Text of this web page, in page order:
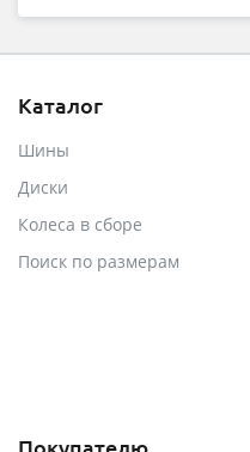
Каталог
Шины
Диски
Колеса в сборе
Поиск по размерам